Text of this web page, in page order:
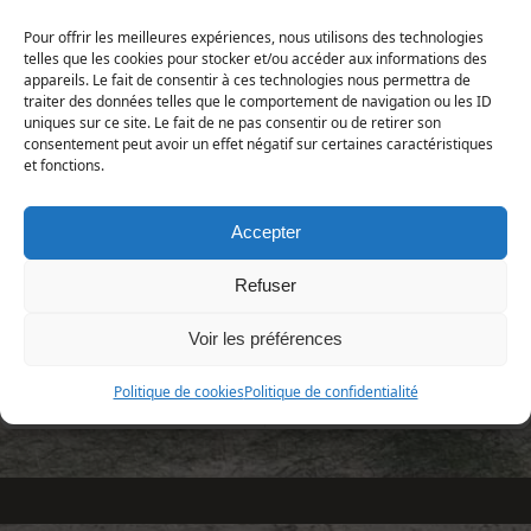
Pour offrir les meilleures expériences, nous utilisons des technologies
telles que les cookies pour stocker et/ou accéder aux informations des
appareils. Le fait de consentir à ces technologies nous permettra de
traiter des données telles que le comportement de navigation ou les ID
uniques sur ce site. Le fait de ne pas consentir ou de retirer son
consentement peut avoir un effet négatif sur certaines caractéristiques
et fonctions.
Accepter
Refuser
Voir les préférences
Politique de cookiesPolitique de confidentialité
Lepture rouge
Animalia | Eumetazoa | Arthropoda | Hexapoda |
Insecta | Coleoptera | Cerambycidae
Répartition et statut
Europe :
Stictoleptura fulva Xylotrechus rusticus